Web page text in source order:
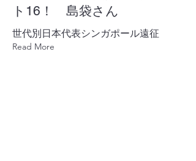
ト16！ 島袋さん
世代別日本代表シンガポール遠征
Read More